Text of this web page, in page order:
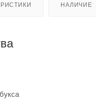
НАЛИЧИЕ